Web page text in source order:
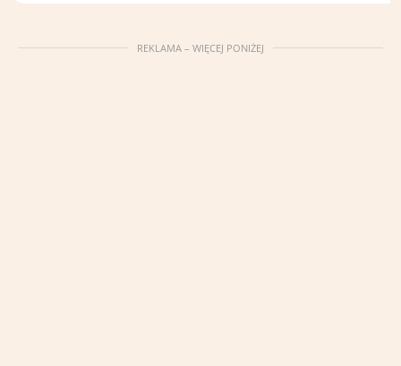
REKLAMA – WIĘCEJ PONIŻEJ